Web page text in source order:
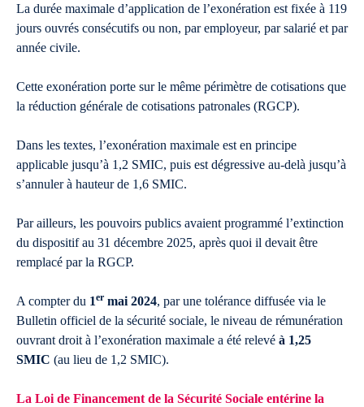
La durée maximale d’application de l’exonération est fixée à 119
jours ouvrés consécutifs ou non, par employeur, par salarié et par
année civile.
Cette exonération porte sur le même périmètre de cotisations que
la réduction générale de cotisations patronales (RGCP).
Dans les textes, l’exonération maximale est en principe
applicable jusqu’à 1,2 SMIC, puis est dégressive au-delà jusqu’à
s’annuler à hauteur de 1,6 SMIC.
Par ailleurs, les pouvoirs publics avaient programmé l’extinction
du dispositif au 31 décembre 2025, après quoi il devait être
remplacé par la RGCP.
A compter du 1er mai 2024, par une tolérance diffusée via le
Bulletin officiel de la sécurité sociale, le niveau de rémunération
ouvrant droit à l’exonération maximale a été relevé à 1,25
SMIC (au lieu de 1,2 SMIC).
La Loi de Financement de la Sécurité Sociale entérine la